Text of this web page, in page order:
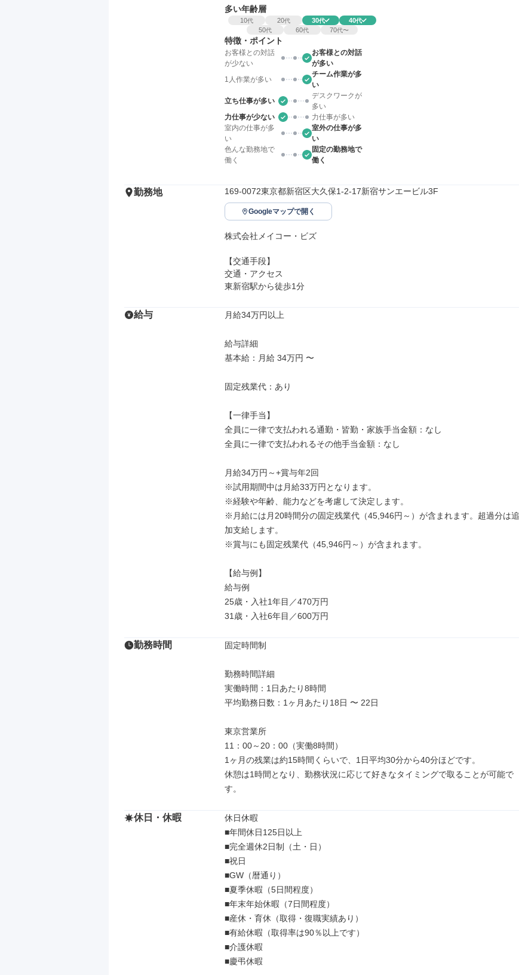
多い年齢層
10代 20代 30代 40代
50代 60代 70代〜
特徴・ポイント
お客様との対話
が少ない
お客様との対話
が多い
1人作業が多い
チーム作業が多
い
立ち仕事が多い
デスクワークが
多い
力仕事が少ない
力仕事が多い
室内の仕事が多
い
室外の仕事が多
い
色んな勤務地で
働く
固定の勤務地で
働く
勤務地 169-0072東京都新宿区大久保1-2-17新宿サンエービル3F
Googleマップで開く
株式会社メイコー・ビズ
【交通手段】
交通・アクセス
東新宿駅から徒歩1分
給与 月給34万円以上
給与詳細
基本給：月給 34万円 〜
固定残業代：あり
【一律手当】
全員に一律で支払われる通勤・皆勤・家族手当金額：なし
全員に一律で支払われるその他手当金額：なし
月給34万円～+賞与年2回
※試用期間中は月給33万円となります。
※経験や年齢、能力などを考慮して決定します。
※月給には月20時間分の固定残業代（45,946円～）が含まれます。超過分は追
加支給します。
※賞与にも固定残業代（45,946円～）が含まれます。
【給与例】
給与例
25歳・入社1年目／470万円
31歳・入社6年目／600万円
勤務時間 固定時間制
勤務時間詳細
実働時間：1日あたり8時間
平均勤務日数：1ヶ月あたり18日 〜 22日
東京営業所
11：00～20：00（実働8時間）
1ヶ月の残業は約15時間くらいで、1日平均30分から40分ほどです。
休憩は1時間となり、勤務状況に応じて好きなタイミングで取ることが可能で
す。
休日・休暇
休日休暇
■年間休日125日以上
■完全週休2日制（土・日）
■祝日
■GW（暦通り）
■夏季休暇（5日間程度）
■年末年始休暇（7日間程度）
■産休・育休（取得・復職実績あり）
■有給休暇（取得率は90％以上です）
■介護休暇
■慶弔休暇